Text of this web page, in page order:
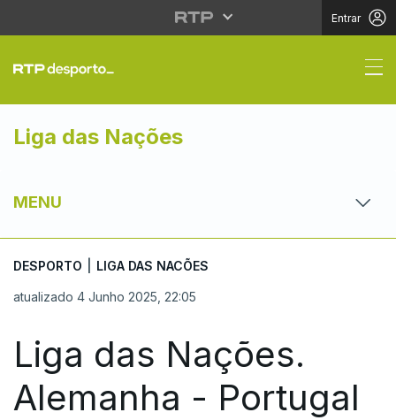
Entrar
Liga das Nações.
Liga das Nações
MENU
DESPORTO LIGA DAS NACÕES
atualizado 4 Junho 2025, 22:05
Liga das Nações.
Alemanha - Portugal